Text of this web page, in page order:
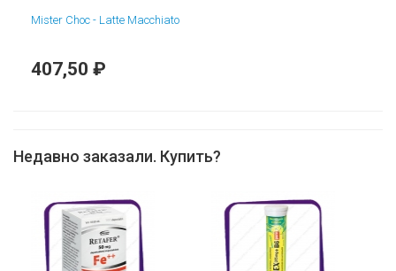
Mister Choc - Latte Macchiato
407,50 ₽
Недавно заказали. Купить?